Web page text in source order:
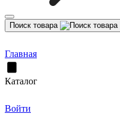
Поиск товара
Главная
Каталог
Войти